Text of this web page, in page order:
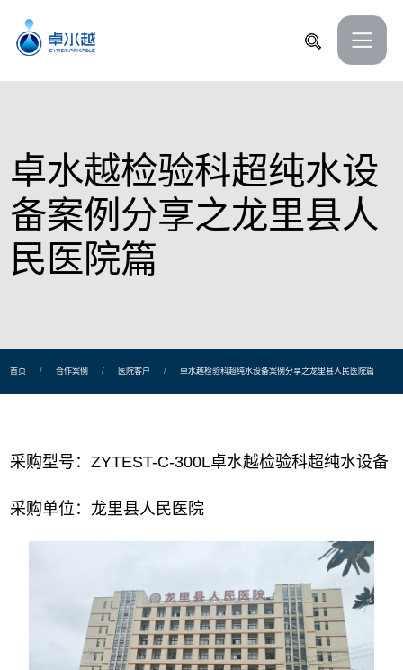
卓水越检验科超纯水设
备案例分享之龙里县人
民医院篇
首页 / 合作案例 / 医院客户 / 卓水越检验科超纯水设备案例分享之龙里县人民医院篇
采购型号：ZYTEST-C-300L卓水越检验科超纯水设备
采购单位：龙里县人民医院